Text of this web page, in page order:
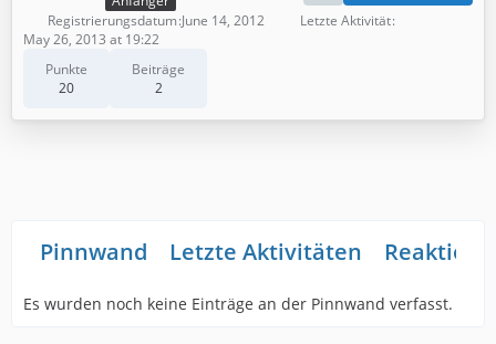
Punkte
20
Beiträge
2
Registrierungsdatum June 14, 2012
Letzte Aktivität
May 26, 2013 at 19:22
Pinnwand Letzte Aktivitäten
Es wurden noch keine Einträge an der Pinnwand verfasst.